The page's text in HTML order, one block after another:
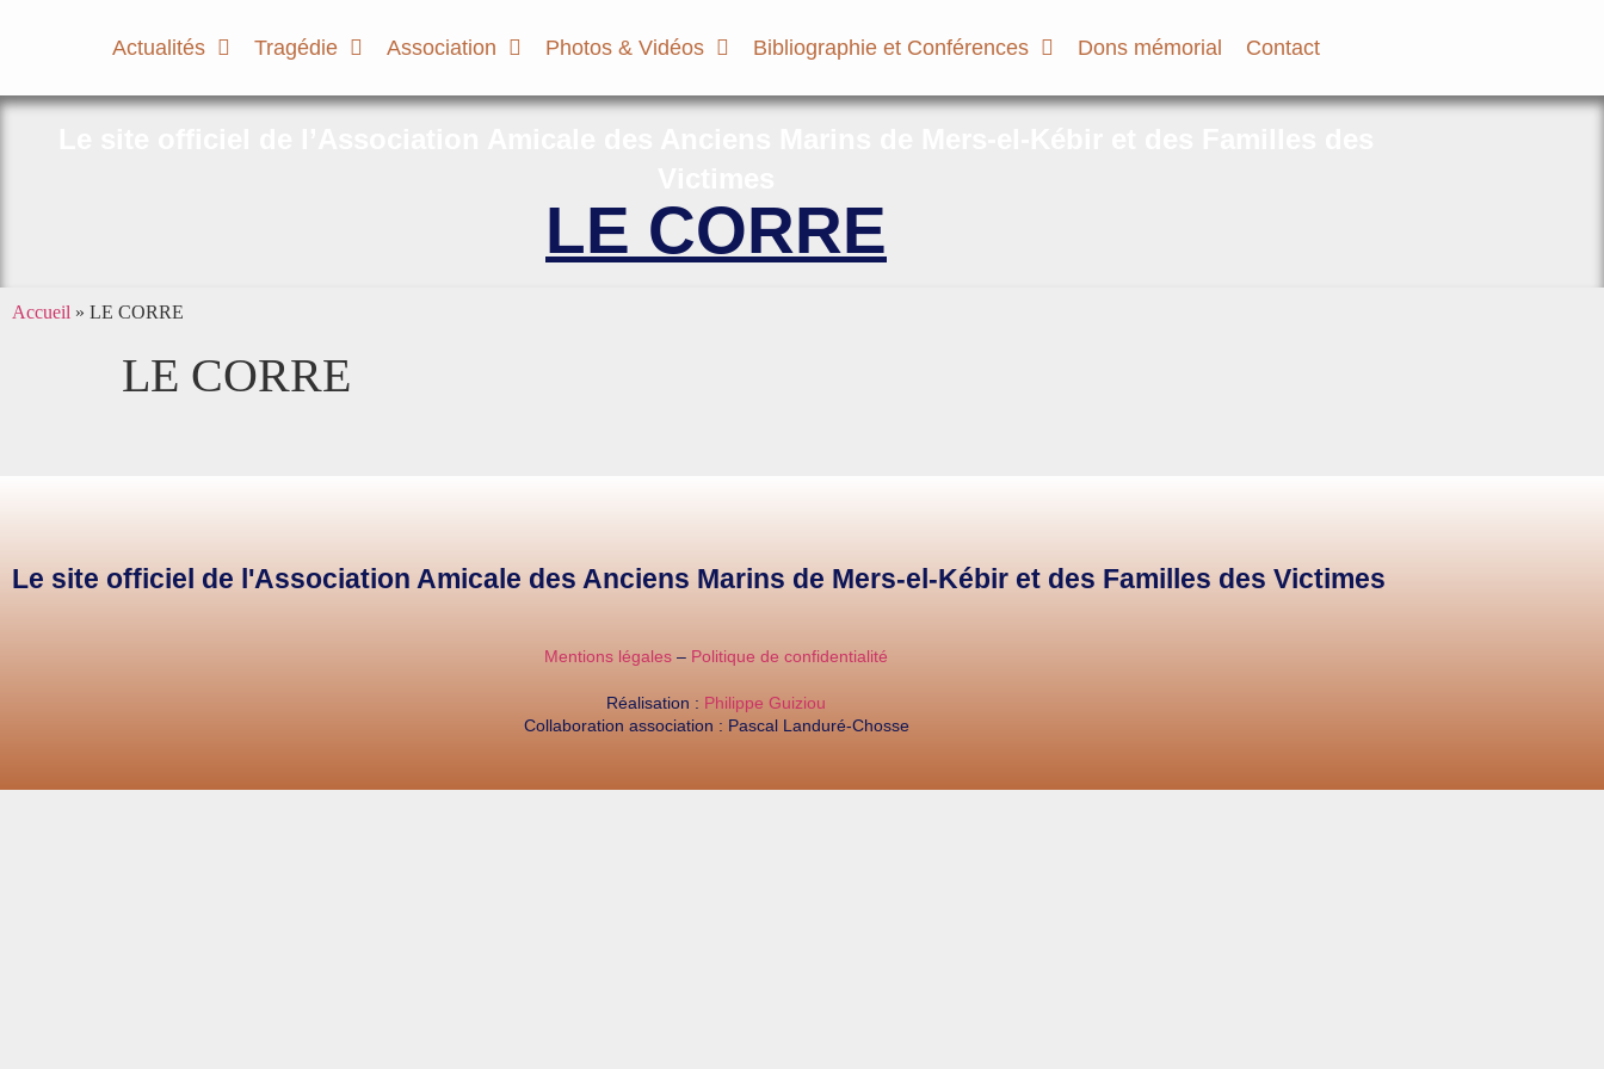
Actualités Tragédie Association Photos & Vidéos Bibliographie et Conférences Dons mémorial Contact
LE CORRE
Accueil » LE CORRE
LE CORRE
Le site officiel de l'Association Amicale des Anciens Marins de Mers-el-Kébir et des Familles des Victimes
Mentions légales – Politique de confidentialité
Réalisation : Philippe Guiziou
Collaboration association : Pascal Landuré-Chosse